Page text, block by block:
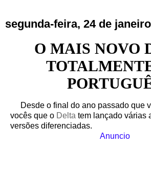
segunda-feira, 24 de
O MAIS NOVO
Desde o final do ano passado que
vocês que o Delta tem lançado várias
versões diferenciadas.
Anuncio